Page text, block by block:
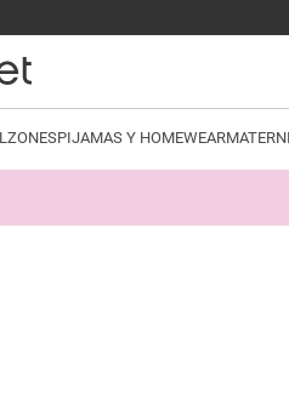
PIJAMAS Y HOMEWEAR